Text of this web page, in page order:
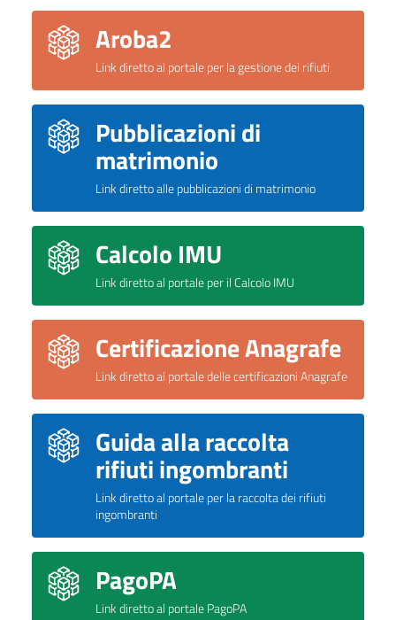
Aroba2
Link diretto al portale per la gestione dei rifiuti
Pubblicazioni di
matrimonio
Link diretto alle pubblicazioni di matrimonio
Calcolo IMU
Link diretto al portale per il Calcolo IMU
Certificazione Anagrafe
Link diretto al portale delle certificazioni Anagrafe
Guida alla raccolta
rifiuti ingombranti
Link diretto al portale per la raccolta dei rifiuti
ingombranti
PagoPA
Link diretto al portale PagoPA